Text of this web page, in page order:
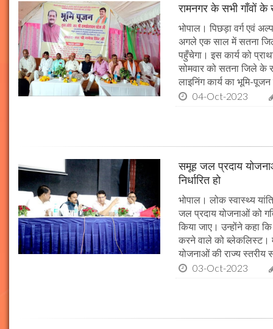
रामनगर के सभी गाँवों
भोपाल। पिछड़ा वर्ग एवं
अगले एक साल में सतना
पहुँचेगा। इस कार्य को
सोमवार को सतना जिले के
लाइनिंग कार्य का भूमि-
04-Oct-2023
समूह जल प्रदाय
निर्धारित हो
भोपाल। लोक स्वास्थ्य
जल प्रदाय योजनाओं को
किया जाए। उन्होंने कहा
करने वाले को ब्लेकलिस्ट।
योजनाओं की राज्य स्तरीय
03-Oct-2023